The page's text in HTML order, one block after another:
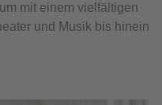
mit einem vielfältigen
und Musik bis hinein